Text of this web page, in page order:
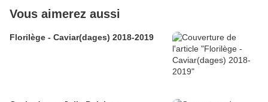
Vous aimerez aussi
Florilège - Caviar(dages) 2018-2019